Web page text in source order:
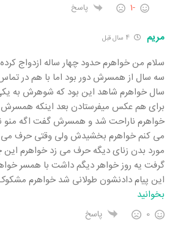
-1 پاسخ
مریم 4 سال قبل
سلام من خواهرم حدود چهار ساله ازدواج
سه سال از همسرش دور بود اما با هم در
سال خواهرم شاهد این بود که شوهرش به
برای هم عکس میفرستادن بعد اینکه
خواهرم ناراحت شد و همسرش گفت اگه
می کنم خواهرم بخشیدش ولی وقتی حرف
مورد بدن زنای دیگه حرف می زد خواهرم این
گرفت یه روز خواهر دیگم داشت با همسر
این پیام دادنشون طولانی شد خواهرم
بخوانید
0 پاسخ